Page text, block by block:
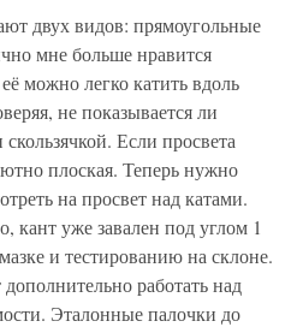
двух видов: прямоугольные
мне больше нравится
можно легко катить вдоль
не показывается ли
Если просвета
плоская. Теперь нужно
на просвет над катами.
кант уже завален под углом 1
и тестированию на склоне.
работать над
Эталонные палочки до